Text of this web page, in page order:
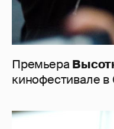
Премьера
кинофестивале